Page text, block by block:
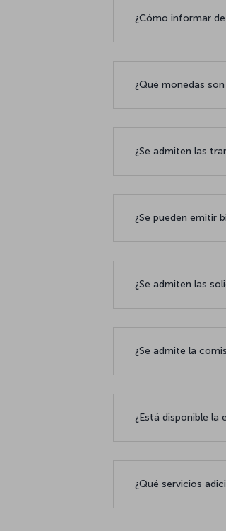
¿Cómo informar
¿Qué monedas
¿Se admiten las
¿Se pueden emitir
¿Se admiten las
¿Se admite la
¿Está disponible la
¿Qué servicios